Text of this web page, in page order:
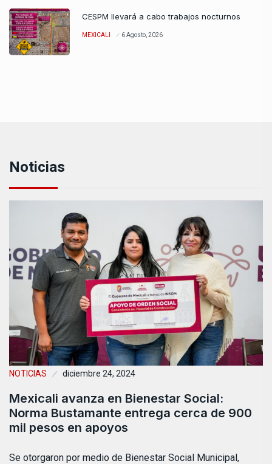
CESPM llevará a cabo trabajos nocturnos
MEXICALI 6 Agosto, 2026
Noticias
NOTICIAS diciembre 24, 2024
Mexicali avanza en Bienestar Social:
Norma Bustamante entrega cerca de 900
mil pesos en apoyos
Se otorgaron por medio de Bienestar Social Municipal,